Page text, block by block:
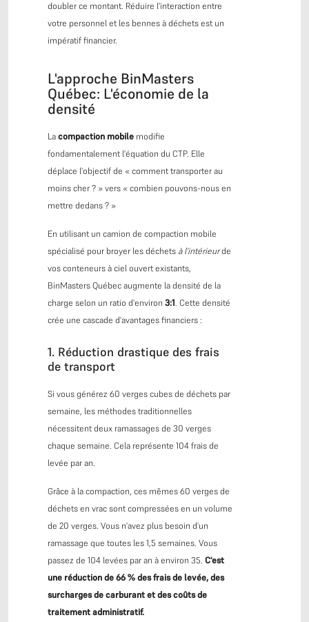
doubler ce montant. Réduire l'interaction entre
votre personnel et les bennes à déchets est un
impératif financier.
L'approche BinMasters
Québec: L'économie de la
densité
Lacompaction mobile modifie
fondamentalement l'équation du CTP. Elle
déplace l'objectif de « comment transporter au
moins cher ? » vers « combien pouvons-nous en
mettre dedans ? »
En utilisant un camion de compaction mobile
spécialisé pour broyer les déchets à l'intérieurde
vos conteneurs à ciel ouvert existants,
BinMasters Québec augmente la densité de la
charge selon un ratio d'environ 3:1. Cette densité
crée une cascade d'avantages financiers :
1. Réduction drastique des frais
de transport
Si vous générez 60 verges cubes de déchets par
semaine, les méthodes traditionnelles
nécessitent deux ramassages de 30 verges
chaque semaine. Cela représente 104 frais de
levée par an.
Grâce à la compaction, ces mêmes 60 verges de
déchets en vrac sont compressées en un volume
de 20 verges. Vous n'avez plus besoin d'un
ramassage que toutes les 1,5 semaines. Vous
passez de 104 levées par an à environ 35. C'est
une réduction de 66 % des frais de levée, des
surcharges de carburant et des coûts de
traitement administratif.